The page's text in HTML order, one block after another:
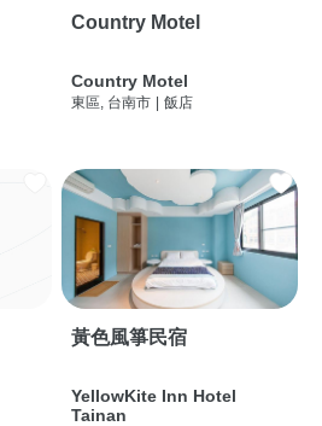
Country Motel
Country Motel
東區, 台南市 | 飯店
黃色風箏民宿
YellowKite Inn Hotel
Tainan